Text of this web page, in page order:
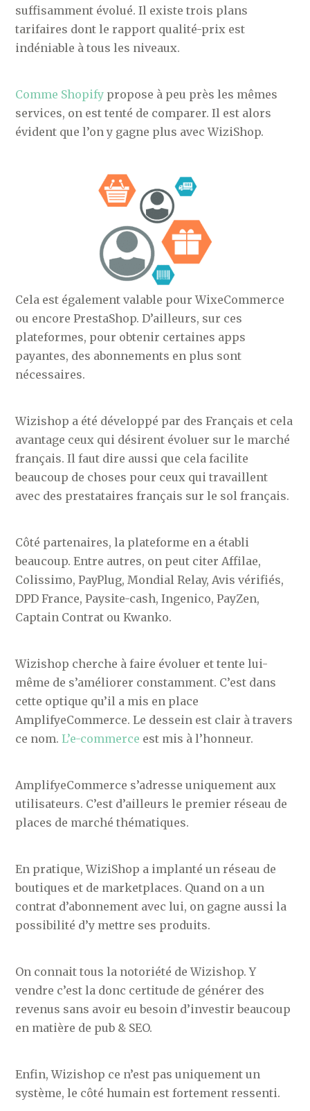
suffisamment évolué. Il existe trois plans
tarifaires dont le rapport qualité-prix est
indéniable à tous les niveaux.
Comme Shopify propose à peu près les mêmes
services, on est tenté de comparer. Il est alors
évident que l’on y gagne plus avec WiziShop.
Cela est également valable pour WixeCommerce
ou encore PrestaShop. D’ailleurs, sur ces
plateformes, pour obtenir certaines apps
payantes, des abonnements en plus sont
nécessaires.
Wizishop a été développé par des Français et cela
avantage ceux qui désirent évoluer sur le marché
français. Il faut dire aussi que cela facilite
beaucoup de choses pour ceux qui travaillent
avec des prestataires français sur le sol français.
Côté partenaires, la plateforme en a établi
beaucoup. Entre autres, on peut citer Affilae,
Colissimo, PayPlug, Mondial Relay, Avis vérifiés,
DPD France, Paysite-cash, Ingenico, PayZen,
Captain Contrat ou Kwanko.
Wizishop cherche à faire évoluer et tente lui-
même de s’améliorer constamment. C’est dans
cette optique qu’il a mis en place
AmplifyeCommerce. Le dessein est clair à travers
ce nom.L’e-commerce est mis à l’honneur.
AmplifyeCommerce s’adresse uniquement aux
utilisateurs. C’est d’ailleurs le premier réseau de
places de marché thématiques.
En pratique, WiziShop a implanté un réseau de
boutiques et de marketplaces. Quand on a un
contrat d’abonnement avec lui, on gagne aussi la
possibilité d’y mettre ses produits.
On connait tous la notoriété de Wizishop. Y
vendre c’est la donc certitude de générer des
revenus sans avoir eu besoin d’investir beaucoup
en matière de pub & SEO.
Enfin, Wizishop ce n’est pas uniquement un
système, le côté humain est fortement ressenti.